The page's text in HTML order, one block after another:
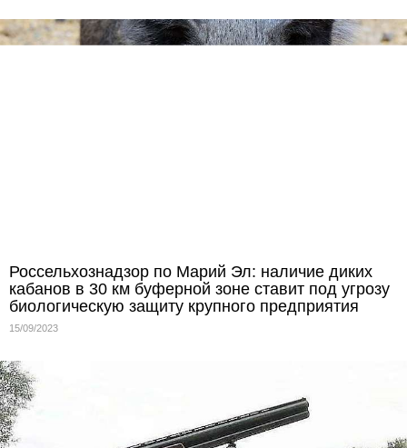
Россельхознадзор по Марий Эл: наличие диких
кабанов в 30 км буферной зоне ставит под угрозу
биологическую защиту крупного предприятия
15/09/2023